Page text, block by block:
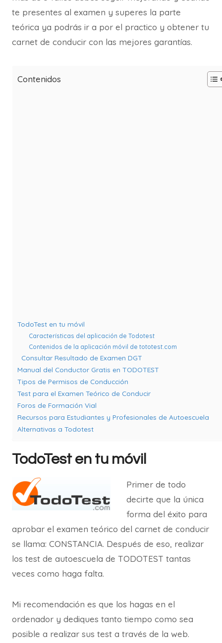
te presentes al examen y superes la parte
teórica ya podrás ir a por el practico y obtener tu
carnet de conducir con las mejores garantías.
Contenidos
TodoTest en tu móvil
Características del aplicación de Todotest
Contenidos de la aplicación móvil de tototest.com
Consultar Resultado de Examen DGT
Manual del Conductor Gratis en TODOTEST
Tipos de Permisos de Conducción
Test para el Examen Teórico de Conducir
Foros de Formación Vial
Recursos para Estudiantes y Profesionales de Autoescuela
Alternativas a Todotest
TodoTest en tu móvil
Primer de todo
decirte que la única
forma del éxito para
aprobar el examen teórico del carnet de conducir
se llama: CONSTANCIA. Después de eso, realizar
los test de autoescuela de TODOTEST tantas
veces como haga falta.
Mi recomendación es que los hagas en el
ordenador y dediques tanto tiempo como sea
posible a realizar sus test a través de la web.